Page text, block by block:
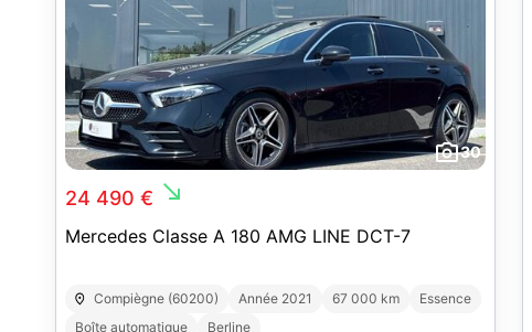
30
24 490 € south_east
Mercedes Classe A 180 AMG LINE DCT-7
Compiègne (60200) Année 2021 67 000 km
Essence
Boîte automatique
Berline